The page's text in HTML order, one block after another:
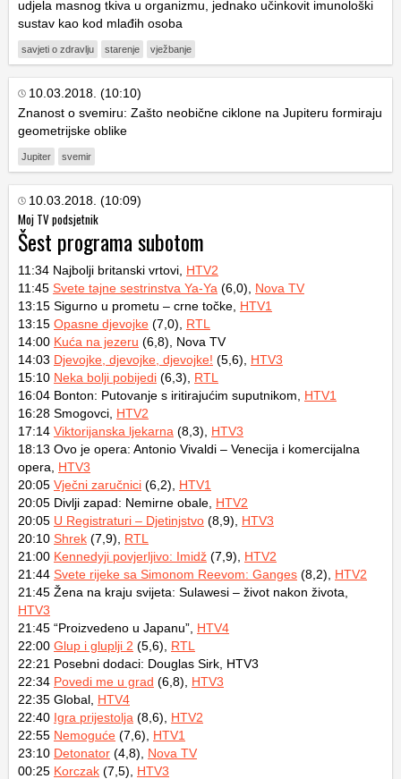
udjela masnog tkiva u organizmu, jednako učinkovit imunološki
sustav kao kod mlađih osoba
savjeti o zdravlju starenje vježbanje
10.03.2018. (10:10)
Znanost o svemiru: Zašto neobične ciklone na Jupiteru formiraju
geometrijske oblike
Jupiter svemir
10.03.2018. (10:09)
Moj TV podsjetnik
Šest programa subotom
11:34 Najbolji britanski vrtovi, HTV2
11:45 Svete tajne sestrinstva Ya-Ya (6,0), Nova TV
13:15 Sigurno u prometu – crne točke, HTV1
13:15 Opasne djevojke (7,0), RTL
14:00 Kuća na jezeru (6,8), Nova TV
14:03 Djevojke, djevojke, djevojke! (5,6), HTV3
15:10 Neka bolji pobijedi (6,3), RTL
16:04 Bonton: Putovanje s iritirajućim suputnikom, HTV1
16:28 Smogovci, HTV2
17:14 Viktorijanska ljekarna (8,3), HTV3
18:13 Ovo je opera: Antonio Vivaldi – Venecija i komercijalna
opera, HTV3
20:05 Vječni zaručnici (6,2), HTV1
20:05 Divlji zapad: Nemirne obale, HTV2
20:05 U Registraturi – Djetinjstvo (8,9), HTV3
20:10 Shrek (7,9), RTL
21:00 Kennedyji povjerljivo: Imidž (7,9), HTV2
21:44 Svete rijeke sa Simonom Reevom: Ganges (8,2), HTV2
21:45 Žena na kraju svijeta: Sulawesi – život nakon života,
HTV3
21:45 “Proizvedeno u Japanu”, HTV4
22:00 Glup i gluplji 2 (5,6), RTL
22:21 Posebni dodaci: Douglas Sirk, HTV3
22:34 Povedi me u grad (6,8), HTV3
22:35 Global, HTV4
22:40 Igra prijestolja (8,6), HTV2
22:55 Nemoguće (7,6), HTV1
23:10 Detonator (4,8), Nova TV
00:25 Korczak (7,5), HTV3